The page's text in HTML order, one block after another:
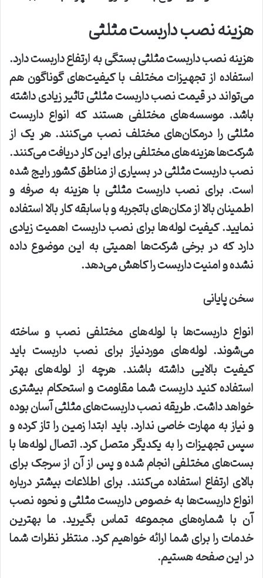
هزینه نصب داربست مثلثی
هزینه نصب داربست مثلثی بستگی به ارتفاع داربست دارد.
استفاده از تجهیزات مختلف با کیفیت‌های گوناگون هم
می‌تواند در قیمت نصب داربست مثلثی تاثیر زیادی داشته
باشد. موسسه‌های مختلفی هستند که انواع داربست
مثلثی را درمکان‌های مختلف نصب می‌کنند. هر یک از
شرکت‌ها هزینه‌های مختلفی برای این کار دریافت می‌کنند.
نصب داربست مثلثی در بسیاری از مناطق کشور رایج شده
است. برای نصب داربست مثلثی با هزینه به صرفه و
اطمینان بالا از مکان‌های باتجربه و با سابقه کار بالا استفاده
نمایید. کیفیت لوله‌ها برای نصب داربست اهمیت زیادی
دارد که در برخی شرکت‌ها اهمیتی به این موضوع داده
نشده و امنیت داربست را کاهش می‌دهد.
سخن پایانی
انواع داربست‌ها با لوله‌های مختلفی نصب و ساخته
می‌شوند. لوله‌های موردنیاز برای نصب داربست باید
کیفیت بالایی داشته باشند. هرچه از لوله‌های بهتر
استفاده کنید داربست شما مقاومت و استحکام بیشتری
خواهد داشت.‌ طریقه نصب داربست‌های مثلثی آسان بوده
و نیاز به مهارت خاصی ندارد. باید ابتدا زمین را تاز کرده و
سپس تجهیزات را به یکدیگر متصل کرد. اتصال لوله‌ها با
بست‌های مختلفی انجام شده و پس از آن از سرجک برای
بالای ارتفاع استفاده می‌کنند. برای اطلاعات بیشتر درباره
انواع داربست‌ها به خصوص داربست مثلثی و نحوه نصب
آن با شماره‌های مجموعه تماس بگیرید. ما بهترین
خدمات را برای شما ارائه خواهیم کرد. منتظر نظرات شما
در این صفحه هستیم.